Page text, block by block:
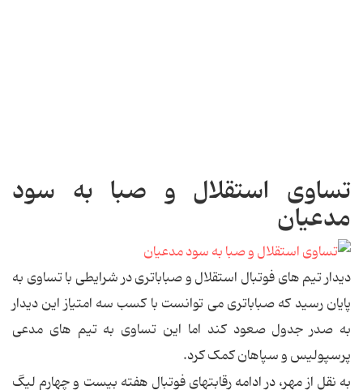
تساوی استقلال و صبا به سود
مدعیان
دیدار تیم های فوتبال استقلال و صباباتری در شرایطی با تساوی به
پایان رسید که صباباتری می توانست با کسب سه امتیاز این دیدار
به صدر جدول صعود کند اما این تساوی به تیم های مدعی
پرسپولیس و سپاهان کمک کرد.
به نقل از مهر، در ادامه رقابتهای فوتبال هفته بیست و چهارم لیگ